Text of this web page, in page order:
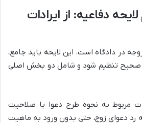
لایحه دفاعیه: از ایرادات
در دادگاه است. این لایحه باید جامع،
صحیح تنظیم شود و شامل دو بخش اصلی
مربوط به نحوه طرح دعوا یا صلاحیت
رد دعوای زوج، حتی بدون ورود به ماهیت